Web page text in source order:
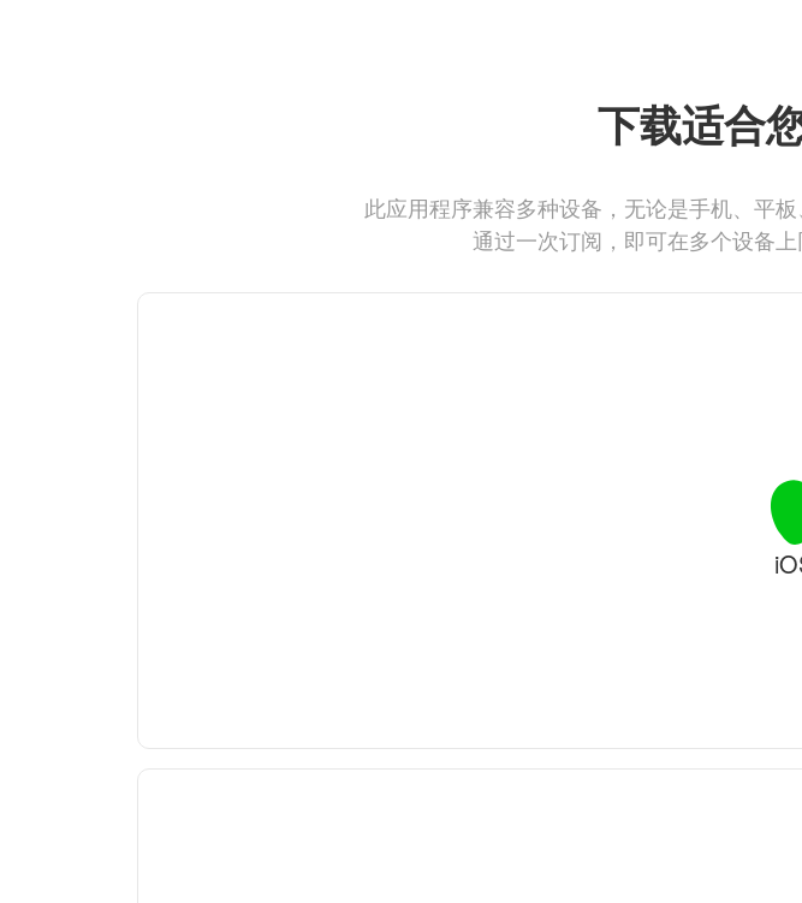
下载适合
此应用程序兼容多种设备，无论是手机、平
通过一次订阅，即可在多个设备